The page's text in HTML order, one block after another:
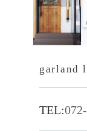
garland
TEL: